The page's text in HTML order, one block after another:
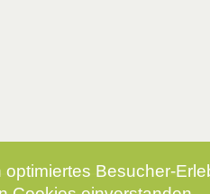
Besucher-